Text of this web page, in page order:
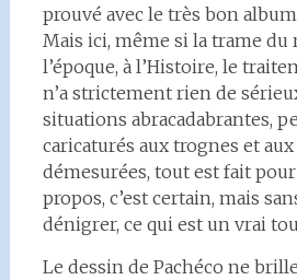
prouvé avec le très bon
Mais ici, même si la trame du
l’époque, à l’Histoire, le
n’a strictement rien de
situations abracadabrantes,
caricaturés aux trognes et
démesurées, tout est fait
propos, c’est certain, mais
dénigrer, ce qui est un vrai
Le dessin de Pachéco ne